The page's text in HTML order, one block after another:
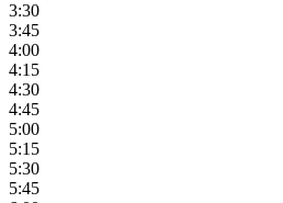
3:30
3:45
4:00
4:15
4:30
4:45
5:00
5:15
5:30
5:45